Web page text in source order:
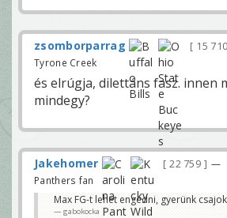
zsomborparrag 15 710
Tyrone Creek
és elrúgja, dilettáns fasz. innen
mindegy?
Jakehomer 22 759
—
Panthers fan
Max FG-t lehet engedni, gyerünk csajok
gabokocka